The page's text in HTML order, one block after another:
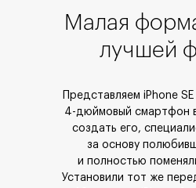
Малая
лучшей
Представляем iPhone
4-дюймовый смартфон
создать его,
за основу
и полностью
Установили тот же